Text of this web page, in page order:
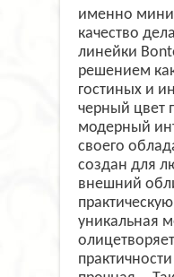
именно
качество
линейки
решением
гостиных и
черный цвет
модерный
своего
создан для
внешний
уникальная